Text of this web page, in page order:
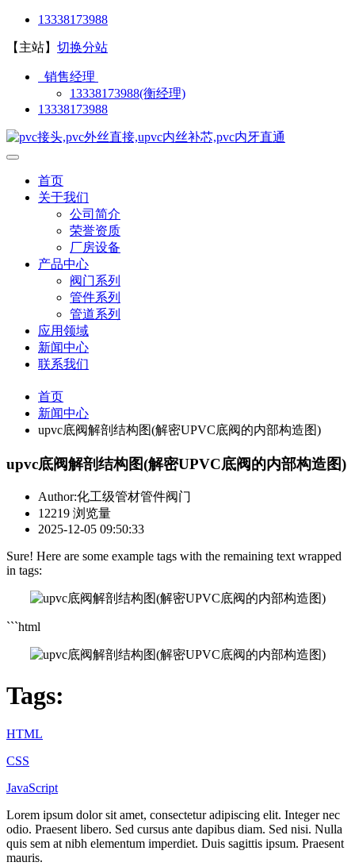
13338173988
【主站】 切换分站
销售经理
13338173988(衡经理)
13338173988
首页
关于我们
公司简介
荣誉资质
厂房设备
产品中心
阀门系列
管件系列
管道系列
应用领域
新闻中心
联系我们
首页
新闻中心
upvc底阀解剖结构图(解密UPVC底阀的内部构造图)
upvc底阀解剖结构图(解密UPVC底阀的内部构造图)
Author:化工级管材管件阀门
12219 浏览量
2025-12-05 09:50:33
Sure! Here are some example tags with the remaining text wrapped
in tags:
```html
Tags:
HTML
CSS
JavaScript
Lorem ipsum dolor sit amet, consectetur adipiscing elit. Integer nec
odio. Praesent libero. Sed cursus ante dapibus diam. Sed nisi. Nulla
quis sem at nibh elementum imperdiet. Duis sagittis ipsum. Praesent
mauris.